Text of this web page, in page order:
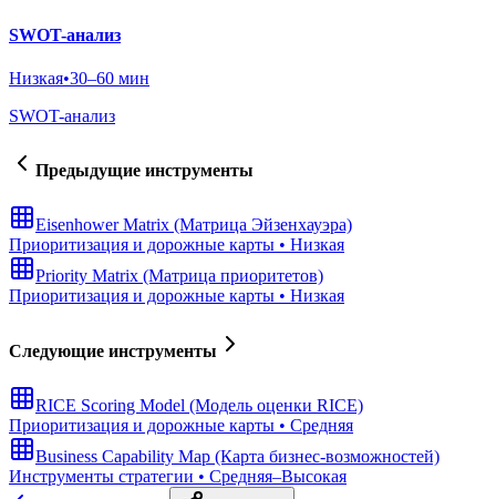
SWOT-анализ
Низкая•30–60 мин
SWOT-анализ
Предыдущие инструменты
Eisenhower Matrix (Матрица Эйзенхауэра)
Приоритизация и дорожные карты • Низкая
Priority Matrix (Матрица приоритетов)
Приоритизация и дорожные карты • Низкая
Следующие инструменты
RICE Scoring Model (Модель оценки RICE)
Приоритизация и дорожные карты • Средняя
Business Capability Map (Карта бизнес-возможностей)
Инструменты стратегии • Средняя–Высокая